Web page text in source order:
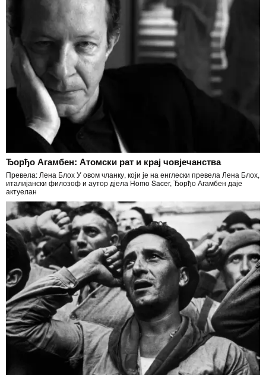
Ђорђо Агамбен: Атомски рат и крај човјечанства
Превела: Лена Блох У овом чланку, који је на енглески превела Лена Блох,
италијански филозоф и аутор дјела Homo Sacer, Ђорђо Агамбен даје
актуелан